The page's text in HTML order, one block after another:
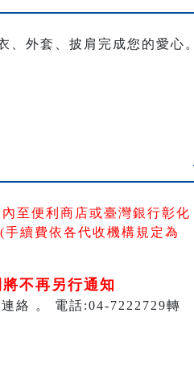
外套、披肩完成您的愛心。
至便利商店或臺灣銀行彰化
續費依各代收機構規定為
不再另行通知
絡 。 電話:04-7222729轉